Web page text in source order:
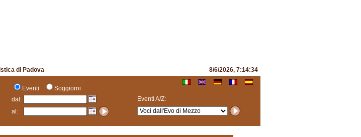
di Padova 8/6/2026, 7:14:34
Eventi
Soggiorni
dal:
al:
Eventi A/Z: